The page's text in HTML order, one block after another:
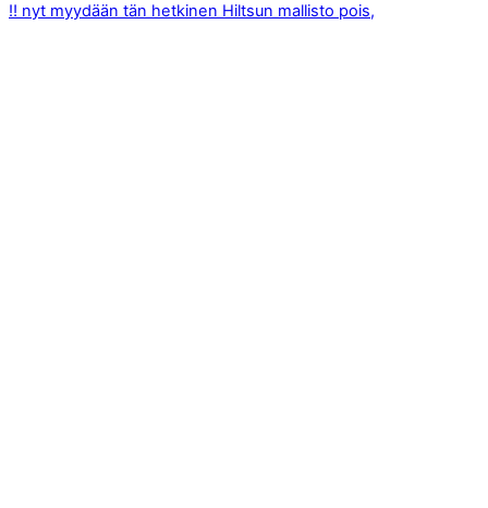
‼️ nyt myydään tän hetkinen Hiltsun mallisto pois,